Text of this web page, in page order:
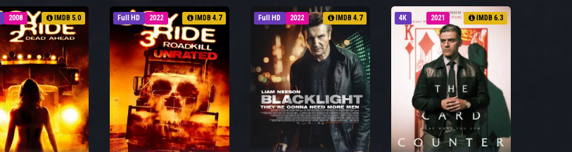
2008 IMDB 5.0 Full HD 2022 IMDB 4.7 Full HD 2022 IMDB 4.7 4K 2021 IMDB 6.3